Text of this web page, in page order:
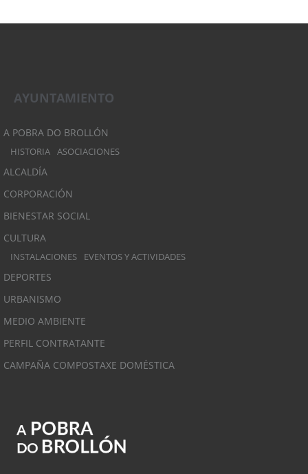
AYUNTAMIENTO
A POBRA DO BROLLÓN
HISTORIA ASOCIACIONES
ALCALDÍA
CORPORACIÓN
BIENESTAR SOCIAL
CULTURA
INSTALACIONES EVENTOS Y ACTIVIDADES
DEPORTES
URBANISMO
MEDIO AMBIENTE
PERFIL CONTRATANTE
CAMPAÑA COMPOSTAXE DOMÉSTICA